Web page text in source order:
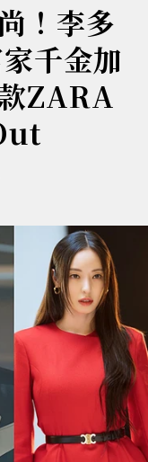
！李多
千金加
ZARA